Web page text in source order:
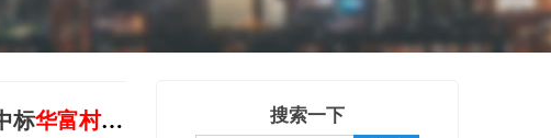
标华富村商业 ，打造市区国企联动范例！
搜索一下